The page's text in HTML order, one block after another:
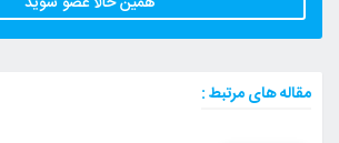
مقاله های مرتبط :